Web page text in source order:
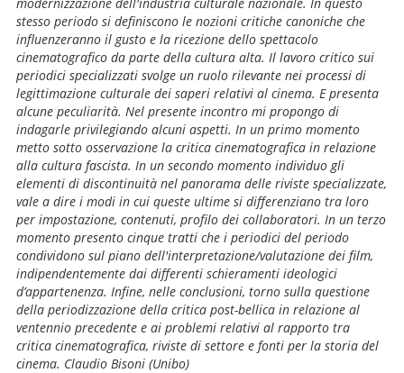
stesso periodo si definiscono le nozioni critiche canoniche che
influenzeranno il gusto e la ricezione dello spettacolo
cinematografico da parte della cultura alta. Il lavoro critico sui
periodici specializzati svolge un ruolo rilevante nei processi di
legittimazione culturale dei saperi relativi al cinema. E presenta
alcune peculiarità. Nel presente incontro mi propongo di
indagarle privilegiando alcuni aspetti. In un primo momento
metto sotto osservazione la critica cinematografica in relazione
alla cultura fascista. In un secondo momento individuo gli
elementi di discontinuità nel panorama delle riviste specializzate,
vale a dire i modi in cui queste ultime si differenziano tra loro
per impostazione, contenuti, profilo dei collaboratori. In un terzo
momento presento cinque tratti che i periodici del periodo
condividono sul piano dell'interpretazione/valutazione dei film,
indipendentemente dai differenti schieramenti ideologici
d’appartenenza. Infine, nelle conclusioni, torno sulla questione
della periodizzazione della critica post-bellica in relazione al
ventennio precedente e ai problemi relativi al rapporto tra
critica cinematografica, riviste di settore e fonti per la storia del
cinema. Claudio Bisoni (Unibo)